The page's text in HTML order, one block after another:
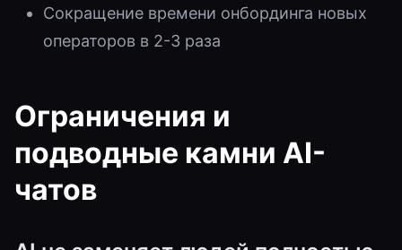
Сокращение времени онбординга новых
операторов в 2-3 раза
Ограничения и
подводные камни AI-
чатов